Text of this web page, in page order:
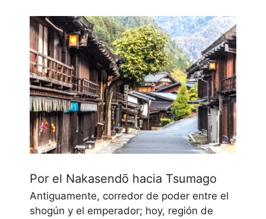
Por el Nakasendō hacia Tsumago
Antiguamente, corredor de poder entre el
shogún y el emperador; hoy, región de